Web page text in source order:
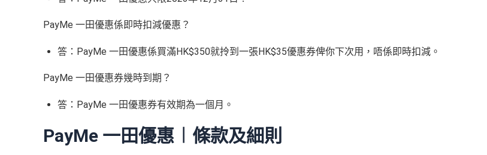
PayMe 一田優惠係即時扣減優惠？
答：PayMe 一田優惠係買滿HK$350就拎到一張HK$35優惠券俾你下次用，唔係即時扣減。
PayMe 一田優惠券幾時到期？
答：PayMe 一田優惠券有效期為一個月。
PayMe 一田優惠︱條款及細則